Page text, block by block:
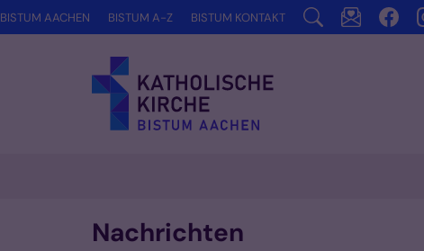
Zum Inhalt springen
BISTUM AACHEN BISTUM A-Z BISTUM KONTAKT
Nachrichten